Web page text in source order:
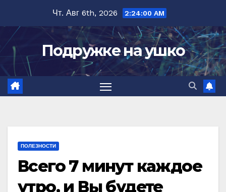
содержимому
Чт. Авг 6th, 2026 2:24:01 AM
Подружке на ушко
ПОЛЕЗНОСТИ
Всего 7 минут каждое
утро, и Вы будете